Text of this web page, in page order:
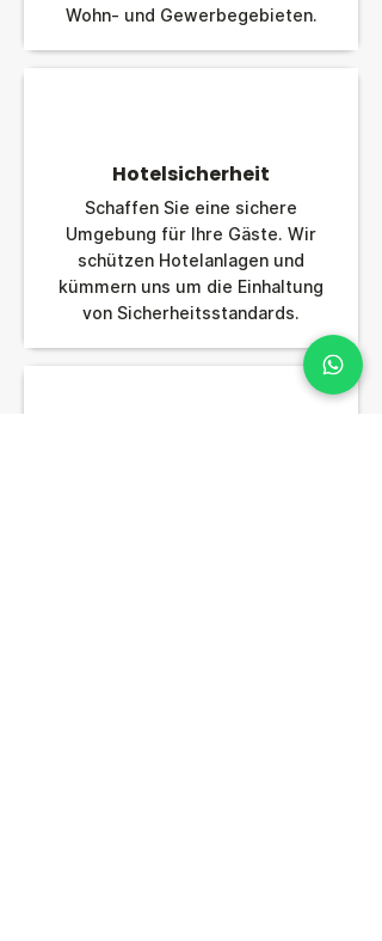
Wohn- und Gewerbegebieten.
Hotelsicherheit
Schaffen Sie eine sichere
Umgebung für Ihre Gäste. Wir
schützen Hotelanlagen und
kümmern uns um die Einhaltung
von Sicherheitsstandards.